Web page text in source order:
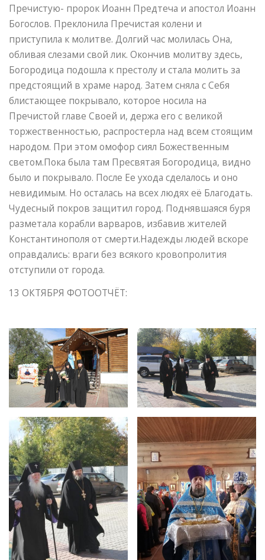
Пречистую- пророк Иоанн Предтеча и апостол Иоанн
Богослов. Преклонила Пречистая колени и
приступила к молитве. Долгий час молилась Она,
обливая слезами свой лик. Окончив молитву здесь,
Богородица подошла к престолу и стала молить за
предстоящий в храме народ. Затем сняла с Себя
блистающее покрывало, которое носила на
Пречистой главе Своей и, держа его с великой
торжественностью, распростерла над всем стоящим
народом. При этом омофор сиял Божественным
светом.Пока была там Пресвятая Богородица, видно
было и покрывало. После Ее ухода сделалось и оно
невидимым. Но осталась на всех людях её Благодать.
Чудесный покров защитил город. Поднявшаяся буря
разметала корабли варваров, избавив жителей
Константинополя от смерти.Надежды людей вскоре
оправдались: враги без всякого кровопролития
отступили от города.
13 ОКТЯБРЯ ФОТООТЧЁТ: